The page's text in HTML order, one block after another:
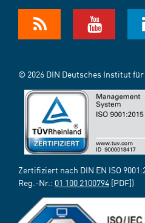
© 2026 DIN Deutsches Institut für
Zertifiziert nach DIN EN ISO
Reg.-Nr.: 01 100 2100794 [PDF])